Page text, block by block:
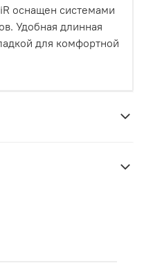
оснащен системами
Удобная длинная
для комфортной